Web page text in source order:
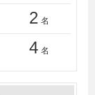
2 名
4 名